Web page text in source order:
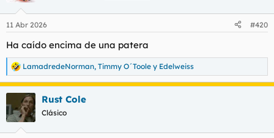
11 Abr 2026 #420
Ha caído encima de una patera
R
e
a
c
i
LamadredeNorman, Timmy O´Toole y Edelweiss
Rust Cole
Clásico